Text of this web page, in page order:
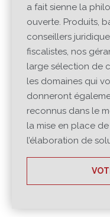
a fait sienne la
ouverte. Produits,
conseillers
fiscalistes, nos
large sélection de
les domaines qui
donneront
reconnus dans le
la mise en place
l’élaboration de